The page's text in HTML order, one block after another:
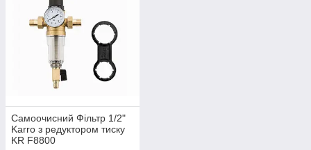
Самоочисний Фільтр 1/2"
Karro з редуктором тиску
KR F8800